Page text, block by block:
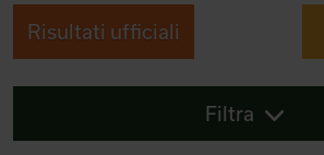
Risultati ufficiali
Filtra